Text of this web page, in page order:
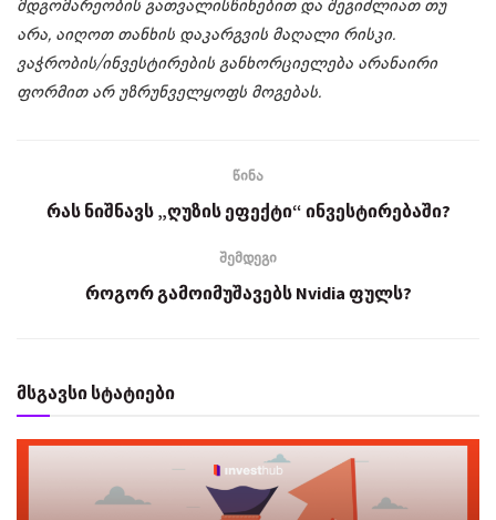
მდგომარეობის გათვალისწინებით და შეგიძლიათ თუ
არა, აიღოთ თანხის დაკარგვის მაღალი რისკი.
ვაჭრობის/ინვესტირების განხორციელება არანაირი
ფორმით არ უზრუნველყოფს მოგებას.
წინა
რას ნიშნავს „ღუზის ეფექტი“ ინვესტირებაში?
შემდეგი
როგორ გამოიმუშავებს Nvidia ფულს?
მსგავსი სტატიები